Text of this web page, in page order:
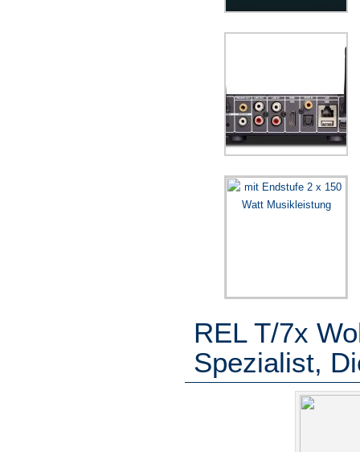
REL T/7x
Spezialist,